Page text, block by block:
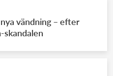
vändning – efter
skandalen